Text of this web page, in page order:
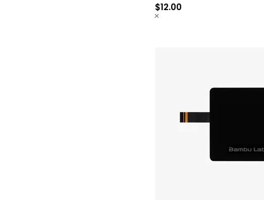
$12.00